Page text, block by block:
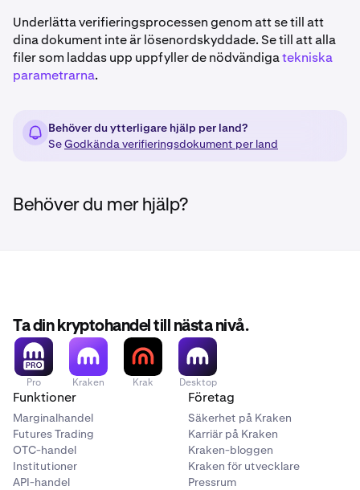
• Hypoteksfaktura
• Lagfart eller ägandehandling till bostadsfastighet
•
Hyres- eller leasingavtal med ägarens/hyresvärdens
• Fastighetsskattefaktura eller -deklaration
Intyg från icke-statlig/ideell organisation om tillfällig
• Röstkort
hebreiska osv.) påskyndas avsevärt genom en
auktoriserad översättning av adressbeviset.
Ladda ner fil här
Kontrollera att lämplig dokumentation slutförs och
skickas in som en del i introduktions- eller
Underlätta verifieringsprocessen genom att se till att
dina dokument inte är lösenordskyddade. Se till att alla
filer som laddas upp uppfyller de nödvändigatekniska
parametrarna.
Behöver du ytterligare hjälp per land?
SeGodkända verifieringsdokument per land
Behöver du mer hjälp?
Ta din kryptohandel till nästa nivå.
Pro Kraken Krak Desktop
Funktioner
Marginalhandel
Futures Trading
OTC-handel
Institutioner
API-handel
Företag
Säkerhet på Kraken
Karriär på Kraken
Kraken-bloggen
Kraken för utvecklare
Pressrum